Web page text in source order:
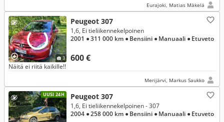
Eurajoki, Matias Mäkelä
3
Peugeot 307
600 €
1,6, Ei tieliikennekelpoinen
2001 ● 311 000 km ● Bensiini ● Manuaali ● Etuveto
Näitä ei riitä kaikille!!
Merijärvi, Markus Saukko
UUSI 24H Peugeot 307
1,6, Ei tieliikennekelpoinen - 307
2004 ● 258 000 km ● Bensiini ● Manuaali ● Etuveto